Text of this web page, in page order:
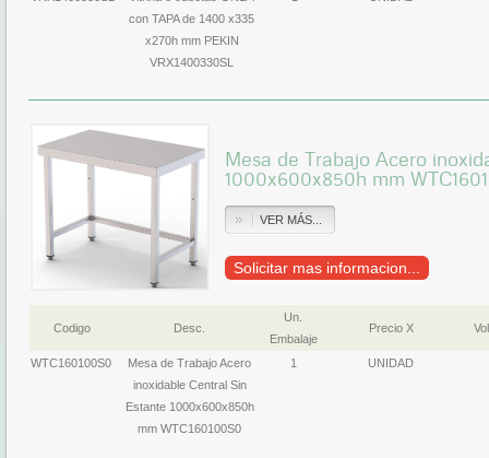
con TAPA de 1400 x335
x270h mm PEKIN
VRX1400330SL
Mesa de Trabajo Acero
1000x600x850h mm
VER MÁS...
Solicitar mas informacion...
Codigo Desc.
Un.
Embalaje
Precio X
WTC160100S0
Mesa de Trabajo Acero
inoxidable Central Sin
Estante 1000x600x850h
mm WTC160100S0
1 UNIDAD